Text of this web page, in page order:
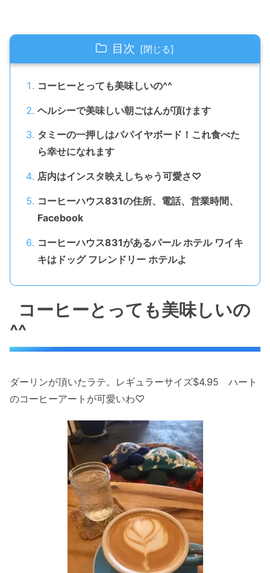
目次
コーヒーとっても美味しいの^^
ヘルシーで美味しい朝ごはんが頂けます
タミーの一押しはパパイヤボード！これ食べた
ら幸せになれます
店内はインスタ映えしちゃう可愛さ♡
コーヒーハウス831の住所、電話、営業時間、
Facebook
コーヒーハウス831があるパール ホテル ワイキ
キはドッグ フレンドリー ホテルよ
コーヒーとっても美味しいの
^^
ダーリンが頂いたラテ。レギュラーサイズ$4.95 ハート
のコーヒーアートが可愛いわ♡